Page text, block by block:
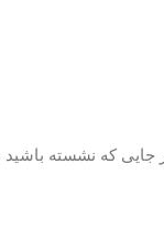
که نشسته باشید